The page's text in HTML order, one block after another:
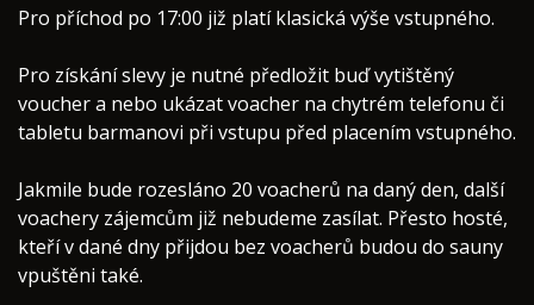
Pro příchod po 17:00 již platí klasická výše vstupného.
Pro získání slevy je nutné předložit buď vytištěný
voucher a nebo ukázat voacher na chytrém telefonu či
tabletu barmanovi při vstupu před placením vstupného.
Jakmile bude rozesláno 20 voacherů na daný den, další
voachery zájemcům již nebudeme zasílat. Přesto hosté,
kteří v dané dny přijdou bez voacherů budou do sauny
vpuštěni také.